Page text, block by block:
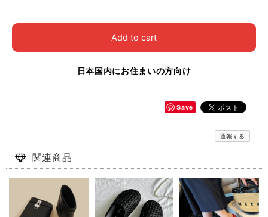
Add to cart
日本国内にお住まいの方向け
Save
通報する
関連商品